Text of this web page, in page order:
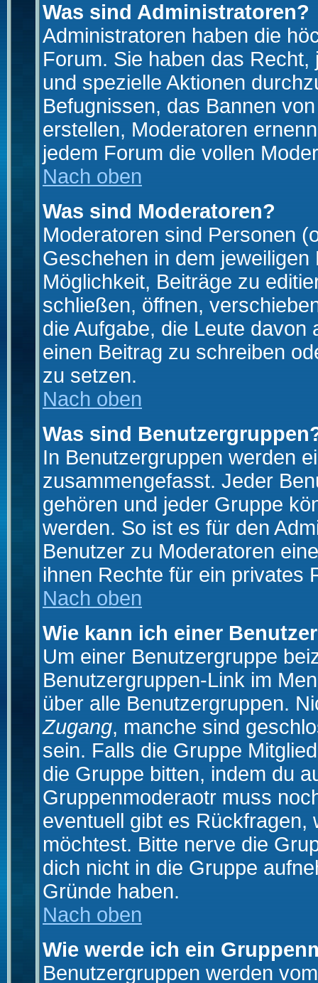
Was sind Administratoren?
Administratoren haben die
Forum. Sie haben das
und spezielle Aktionen
Befugnissen, das Bannen
erstellen, Moderatoren
jedem Forum die vollen
Nach oben
Was sind Moderatoren?
Moderatoren sind Personen
Geschehen in dem
Möglichkeit, Beiträge zu
schließen, öffnen,
die Aufgabe, die Leute
einen Beitrag zu schreiben
zu setzen.
Nach oben
Was sind
In Benutzergruppen werden
zusammengefasst. Jeder
gehören und jeder Gruppe
werden. So ist es für den
Benutzer zu Moderatoren
ihnen Rechte für ein privates
Nach oben
Wie kann ich einer
Um einer Benutzergruppe
Benutzergruppen-Link im
über alle Benutzergruppen.
Zugang, manche sind
sein. Falls die Gruppe
die Gruppe bitten, indem du
Gruppenmoderaotr muss
eventuell gibt es
möchtest. Bitte nerve die
dich nicht in die Gruppe
Gründe haben.
Nach oben
Wie werde ich ein
Benutzergruppen werden